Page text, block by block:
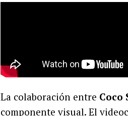
La colaboración entre Coco
componente visual. El